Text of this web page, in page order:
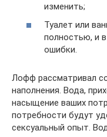
изменить;
Туалет или
полностью, и
ошибки.
Лофф рассматривал
наполнения. Вода,
насыщение ваших
потребности будут
сексуальный опыт.